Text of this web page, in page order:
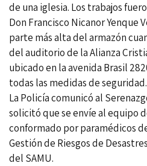
de una iglesia. Los trabajos
Don Francisco Nicanor Yenque
parte más alta del armazón
del auditorio de la Alianza
ubicado en la avenida Brasil
todas las medidas de seguridad.
La Policía comunicó al
solicitó que se envíe al equipo
conformado por paramédicos
Gestión de Riesgos de
del SAMU.